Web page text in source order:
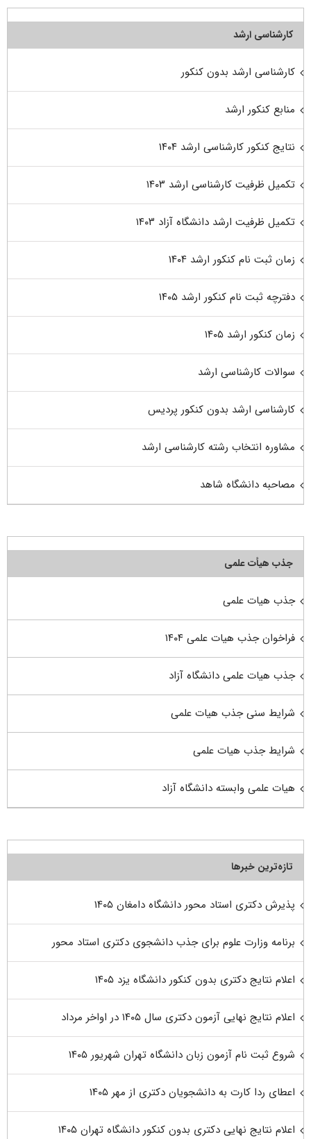
کارشناسی ارشد
کارشناسی ارشد بدون کنکور
منابع کنکور ارشد
نتایج کنکور کارشناسی ارشد ۱۴۰۴
تکمیل ظرفیت کارشناسی ارشد ۱۴۰۳
تکمیل ظرفیت ارشد دانشگاه آزاد ۱۴۰۳
زمان ثبت نام کنکور ارشد ۱۴۰۴
دفترچه ثبت نام کنکور ارشد ۱۴۰۵
زمان کنکور ارشد ۱۴۰۵
سوالات کارشناسی ارشد
کارشناسی ارشد بدون کنکور پردیس
مشاوره انتخاب رشته کارشناسی ارشد
مصاحبه دانشگاه شاهد
جذب هیأت علمی
جذب هیات علمی
فراخوان جذب هیات علمی ۱۴۰۴
جذب هیات علمی دانشگاه آزاد
شرایط سنی جذب هیات علمی
شرایط جذب هیات علمی
هیات علمی وابسته دانشگاه آزاد
تازه‌ترین خبرها
پذیرش دکتری استاد محور دانشگاه دامغان ۱۴۰۵
برنامه وزارت علوم برای جذب دانشجوی دکتری استاد محور
اعلام نتایج دکتری بدون کنکور دانشگاه یزد ۱۴۰۵
اعلام نتایج نهایی آزمون دکتری سال ۱۴۰۵ در اواخر مرداد
شروع ثبت نام آزمون زبان دانشگاه تهران شهریور ۱۴۰۵
اعطای ردا کارت به دانشجویان دکتری از مهر ۱۴۰۵
اعلام نتایج نهایی دکتری بدون کنکور دانشگاه تهران ۱۴۰۵